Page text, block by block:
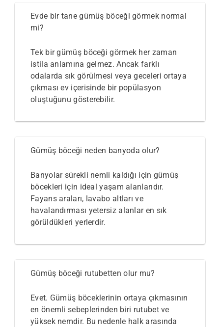
Evde bir tane gümüş böceği görmek normal
mi?
Tek bir gümüş böceği görmek her zaman
istila anlamına gelmez. Ancak farklı
odalarda sık görülmesi veya geceleri ortaya
çıkması ev içerisinde bir popülasyon
oluştuğunu gösterebilir.
Gümüş böceği neden banyoda olur?
Banyolar sürekli nemli kaldığı için gümüş
böcekleri için ideal yaşam alanlarıdır.
Fayans araları, lavabo altları ve
havalandırması yetersiz alanlar en sık
görüldükleri yerlerdir.
Gümüş böceği rutubetten olur mu?
Evet. Gümüş böceklerinin ortaya çıkmasının
en önemli sebeplerinden biri rutubet ve
yüksek nemdir. Bu nedenle halk arasında